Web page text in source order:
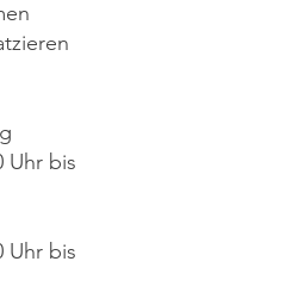
Uhr bis
Uhr bis